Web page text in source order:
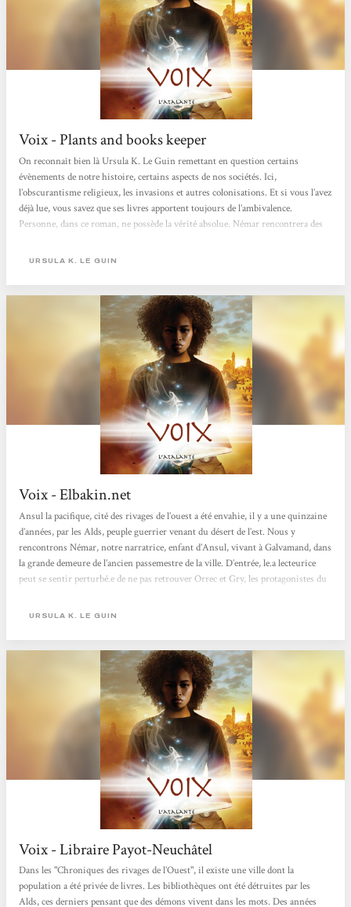
Voix - Plants and books keeper
On reconnaît bien là Ursula K. Le Guin remettant en question certains
évènements de notre histoire, certains aspects de nos sociétés. Ici,
l’obscurantisme religieux, les invasions et autres colonisations. Et si vous l’avez
déjà lue, vous savez que ses livres apportent toujours de l’ambivalence.
Personne, dans ce roman, ne possède la vérité absolue. Némar rencontrera des
nous rencontrons Némar, une paix relative s’est installée à Ansul. Tout semble
URSULA K. LE GUIN
Voix - Elbakin.net
Ansul la pacifique, cité des rivages de l’ouest a été envahie, il y a une quinzaine
d’années, par les Alds, peuple guerrier venant du désert de l’est. Nous y
rencontrons Némar, notre narratrice, enfant d’Ansul, vivant à Galvamand, dans
la grande demeure de l’ancien passemestre de la ville. D’entrée, le.a lecteurice
peut se sentir perturbé.e de ne pas retrouver Orrec et Gry, les protagonistes du
retrouverons bien vite.Némar, donc, jeune orpheline curieuse, passionnée par
URSULA K. LE GUIN
Voix - Libraire Payot-Neuchâtel
Dans les "Chroniques des rivages de l’Ouest", il existe une ville dont la
population a été privée de livres. Les bibliothèques ont été détruites par les
Alds, ces derniers pensant que des démons vivent dans les mots. Des années